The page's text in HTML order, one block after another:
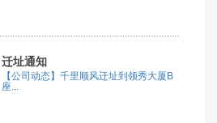
迁址通知
【公司动态】千里顺风迁址到领秀大厦B
座...